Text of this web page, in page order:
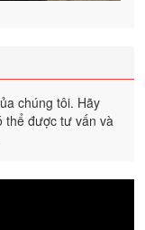
chúng tôi. Hãy
thể được tư vấn và